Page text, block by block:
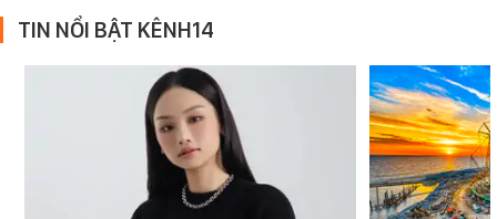
TIN NỔI BẬT KÊNH14